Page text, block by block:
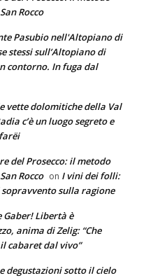
Rocco
Pasubio nell'Altopiano di
stessi sull’Altopiano di
contorno. In fuga dal
vette dolomitiche della Val
c’è un luogo segreto e
del Prosecco: il metodo
Rocco on I vini dei folli:
sopravvento sulla ragione
Gaber! Libertà è
anima di Zelig: “Che
cabaret dal vivo”
degustazioni sotto il cielo